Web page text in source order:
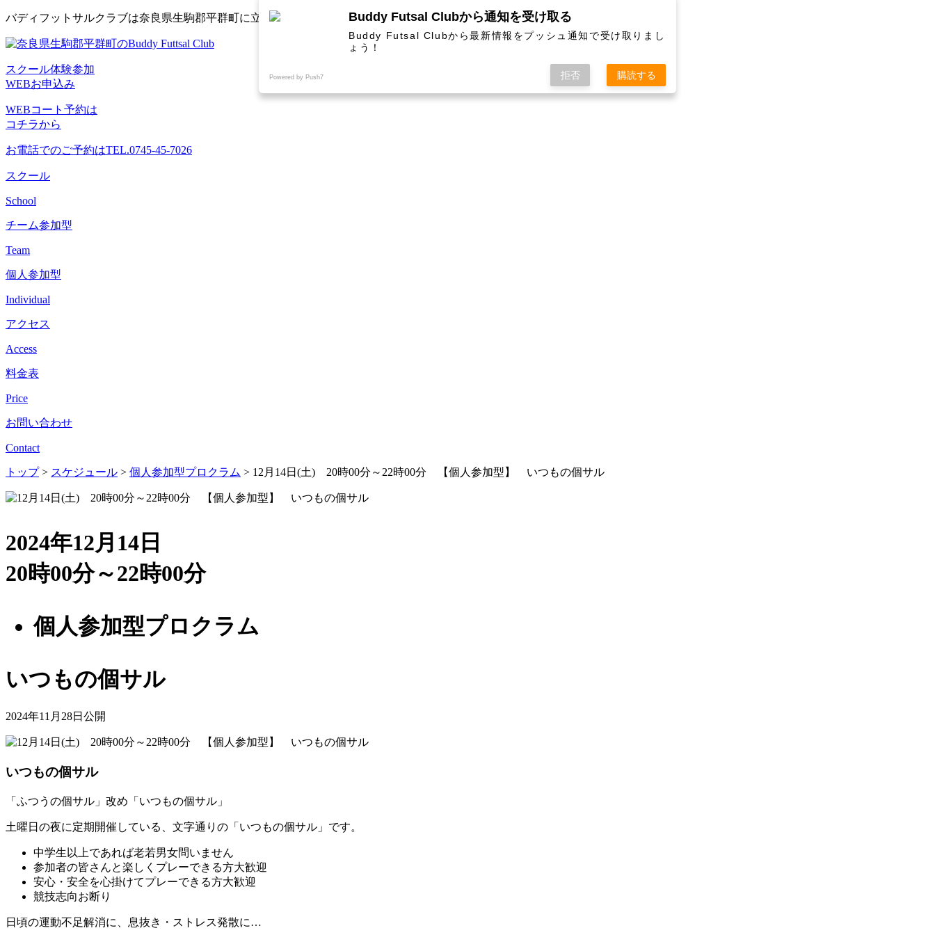
コ
テ
ツ
へ
ス
キ
プ
バディフットサルクラブは奈良県生駒郡平群町に立地するフットサル施設です。
スクール体験参加
WEBお申込み
WEBコート予約は
コチラから
お電話でのご予約はTEL.0745-45-7026
スクール
School
チーム参加型
Team
個人参加型
Individual
アクセス
Access
料金表
Price
お問い合わせ
Contact
トップ> スケジュール > 個人参加型プロクラム > 12月14日(土) 20時00分～22時00分 【個人参加型】 いつもの個サル
2024年12月14日
20時00分～22時00分
個人参加型プロクラム
いつもの個サル
2024年11月28日公開
いつもの個サル
「ふつうの個サル」改め「いつもの個サル」
土曜日の夜に定期開催している、文字通りの「いつもの個サル」です。
中学生以上であれば老若男女問いません
参加者の皆さんと楽しくプレーできる方大歓迎
安心・安全を心掛けてプレーできる方大歓迎
競技志向お断り
日頃の運動不足解消に、息抜き・ストレス発散に…
Buddy Futsal Clubから通知を受け取る
Buddy Futsal Clubから最新情報をプッシュ通知で受け取りまし
ょう！
Powered by Push7 拒否 購読する